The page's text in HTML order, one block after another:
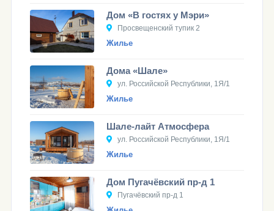
Дом «В гостях у Мэри»
Просвещенский тупик 2
Жилье
Дома «Шале»
ул. Российской Республики, 1Я/1
Жилье
Шале-лайт Атмосфера
ул. Российской Республики, 1Я/1
Жилье
Дом Пугачёвский пр-д 1
Пугачёвский пр-д 1